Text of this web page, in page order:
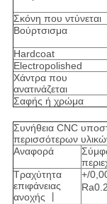
Σκόνη που ντύνεται
Βούρτσισμα
Hardcoat
Electropolished
Χάντρα που
ανατινάζεται
Σαφής ή χρώμα
Συνήθεια CNC
περισσότερων
Αναφορά
Τραχύτητα
επιφάνειας
ανοχής 丨
+/